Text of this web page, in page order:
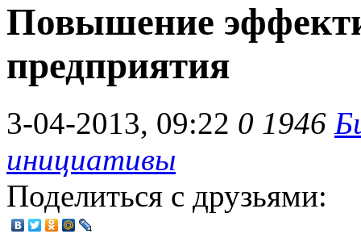
Повышение
предприятия
3-04-2013, 09:22 0 1946
инициативы
Поделиться с друзьями: